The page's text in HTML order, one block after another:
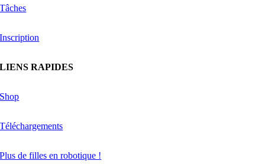
Tâches
Inscription
LIENS RAPIDES
Shop
Téléchargements
Plus de filles en robotique !